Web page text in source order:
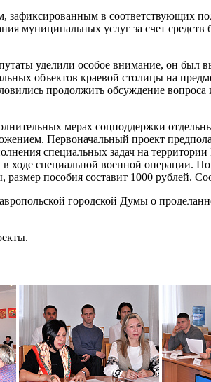
в соответствующих
муниципальных услуг за счет
уделили особое внимание, он был
объектов краевой столицы на
продолжить обсуждение вопроса
мерах соцподдержки
Первоначальный проект
специальных задач на
ходе специальной военной операции.
пособия составит 1000 рублей.
городской Думы о